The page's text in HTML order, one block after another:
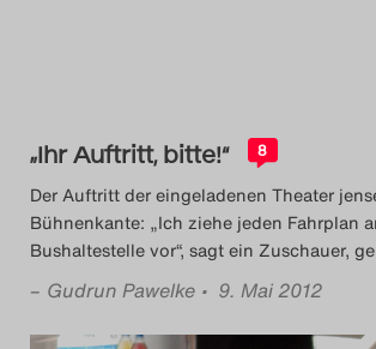
„Ihr Auftritt, bitte!“ 8
Der Auftritt der eingeladenen Theater
Bühnenkante: „Ich ziehe jeden Fahrplan
Bushaltestelle vor“, sagt ein Zuschauer,
– Gudrun Pawelke • 9. Mai 2012